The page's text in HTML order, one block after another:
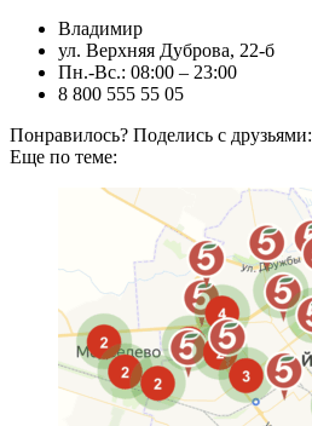
Владимир
ул. Верхняя Дуброва, 22-б
Пн.-Вс.: 08:00 – 23:00
8 800 555 55 05
Понравилось? Поделись с друзьями:
Еще по теме: